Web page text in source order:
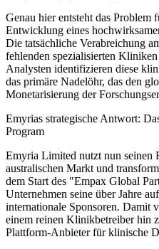
Genau hier entsteht das Problem
Entwicklung eines
Die tatsächliche Verabreichung
fehlenden spezialisierten
Analysten identifizieren diese
das primäre Nadelöhr, das den
Monetarisierung der
Emyrias strategische Antwort:
Program
Emyria Limited nutzt nun seinen
australischen Markt und
dem Start des "Empax Global
Unternehmen seine über Jahre
internationale Sponsoren. Damit
einem reinen Klinikbetreiber hin
Plattform-Anbieter für klinische